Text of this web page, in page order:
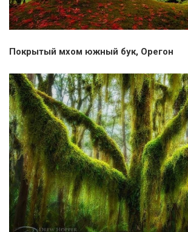
Покрытый мхом южный бук, Орегон